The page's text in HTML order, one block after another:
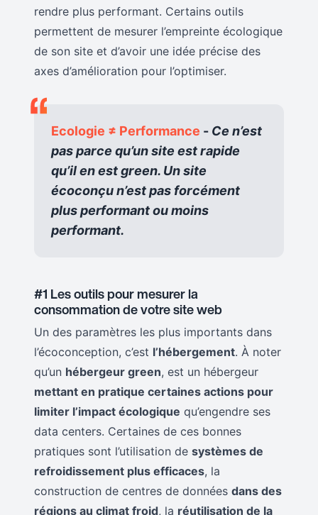
rendre plus performant. Certains outils
permettent de mesurer l’empreinte écologique
de son site et d’avoir une idée précise des
axes d’amélioration pour l’optimiser.
Ecologie ≠ Performance - Ce n’est
pas parce qu’un site est rapide
qu’il en est green. Un site
écoconçu n’est pas forcément
plus performant ou moins
performant.
#1 Les outils pour mesurer la
consommation de votre site web
Un des paramètres les plus importants dans
l’écoconception, c’est l’hébergement. À noter
qu’un hébergeur green, est un hébergeur
mettant en pratique certaines actions pour
limiter l’impact écologique qu’engendre ses
data centers. Certaines de ces bonnes
pratiques sont l’utilisation de systèmes de
refroidissement plus efficaces, la
construction de centres de données dans des
régions au climat froid, la réutilisation de la